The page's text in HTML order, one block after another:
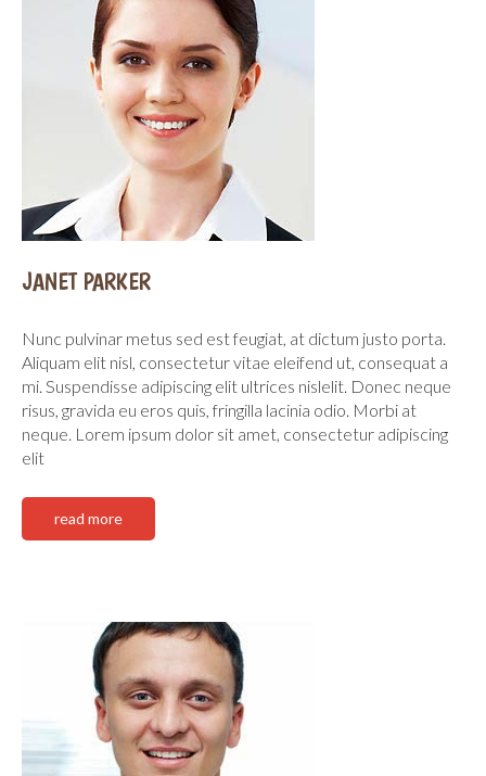
Contacts
JANET PARKER
Nunc pulvinar metus sed est feugiat, at dictum justo porta.
Aliquam elit nisl, consectetur vitae eleifend ut, consequat a
mi. Suspendisse adipiscing elit ultrices nislelit. Donec neque
risus, gravida eu eros quis, fringilla lacinia odio. Morbi at
neque. Lorem ipsum dolor sit amet, consectetur adipiscing
elit
read more